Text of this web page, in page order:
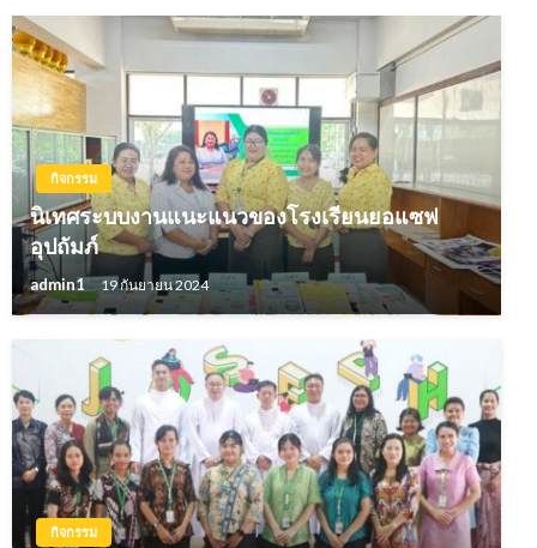
กิจกรรม
นิเทศระบบงานแนะแนวของโรงเรียนยอแซฟ
อุปถัมภ์
admin1 19 กันยายน 2024
กิจกรรม